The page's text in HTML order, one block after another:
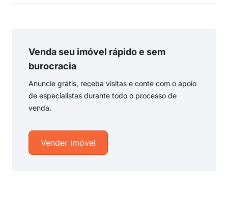
Venda seu imóvel rápido e sem
burocracia
Anuncie grátis, receba visitas e conte com o apoio
de especialistas durante todo o processo de
venda.
Vender imóvel